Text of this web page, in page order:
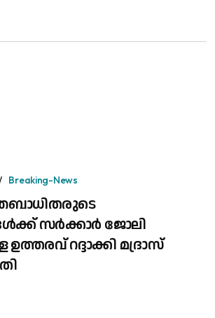
Breaking-News
സർക്കാർ ജോലി
റദ്ദാക്കി മദ്രാസ്